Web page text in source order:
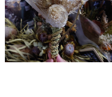
¥7,700